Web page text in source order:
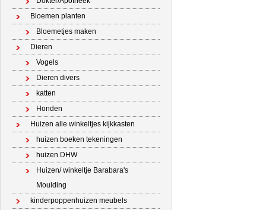
Bloemen planten
Bloemetjes maken
Dieren
Vogels
Dieren divers
katten
Honden
Huizen alle winkeltjes kijkkasten
huizen boeken tekeningen
huizen DHW
Huizen/ winkeltje Barabara's
Moulding
kinderpoppenhuizen meubels